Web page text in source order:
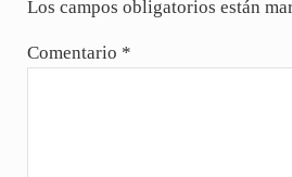
Los campos obligatorios están
Comentario *